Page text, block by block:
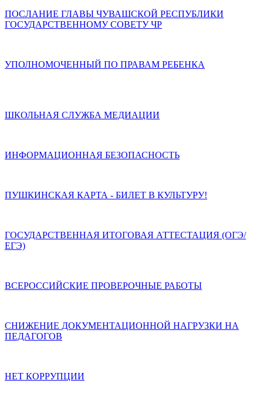
ПОСЛАНИЕ ГЛАВЫ ЧУВАШСКОЙ РЕСПУБЛИКИ
ГОСУДАРСТВЕННОМУ СОВЕТУ ЧР
УПОЛНОМОЧЕННЫЙ ПО ПРАВАМ РЕБЕНКА
ШКОЛЬНАЯ СЛУЖБА МЕДИАЦИИ
ИНФОРМАЦИОННАЯ БЕЗОПАСНОСТЬ
ПУШКИНСКАЯ КАРТА - БИЛЕТ В КУЛЬТУРУ!
ГОСУДАРСТВЕННАЯ ИТОГОВАЯ АТТЕСТАЦИЯ (ОГЭ/
ЕГЭ)
ВСЕРОССИЙСКИЕ ПРОВЕРОЧНЫЕ РАБОТЫ
СНИЖЕНИЕ ДОКУМЕНТАЦИОННОЙ НАГРУЗКИ НА
ПЕДАГОГОВ
НЕТ КОРРУПЦИИ